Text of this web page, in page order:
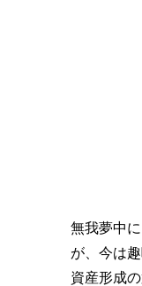
無我夢中
が、今は
資産形成